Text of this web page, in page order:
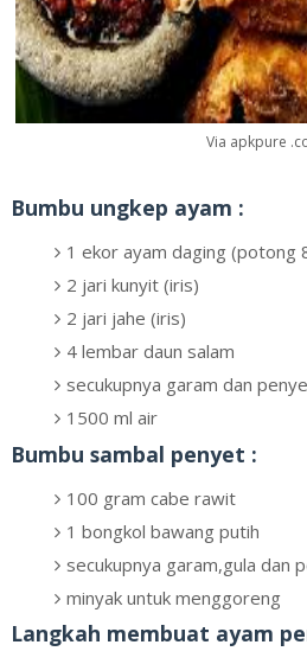
Via apkpure
Bumbu ungkep ayam :
1 ekor ayam daging (potong
2 jari kunyit (iris)
2 jari jahe (iris)
4 lembar daun salam
secukupnya garam dan
1500 ml air
Bumbu sambal penyet :
100 gram cabe rawit
1 bongkol bawang putih
secukupnya garam,gula dan
minyak untuk menggoreng
Langkah membuat ayam